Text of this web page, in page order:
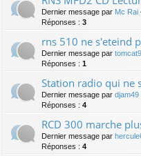
Dernier message par Mc Rai
Réponses : 3
rns 510 ne s'eteind
Dernier message par
Réponses : 1
Station radio qui ne
Dernier message par djam49
Réponses : 4
RCD 300 marche
Dernier message par
Réponses : 4